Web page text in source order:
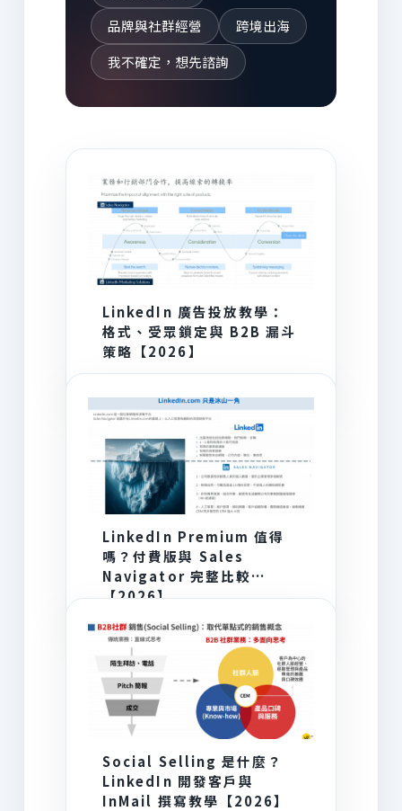
品牌與社群經營
跨境出海
我不確定，想先諮詢
LinkedIn 廣告投放教學：
格式、受眾鎖定與 B2B 漏斗
策略【2026】
LinkedIn Premium 值得
嗎？付費版與 Sales
Navigator 完整比較
【2026】
Social Selling 是什麼？
LinkedIn 開發客戶與
InMail 撰寫教學【2026】